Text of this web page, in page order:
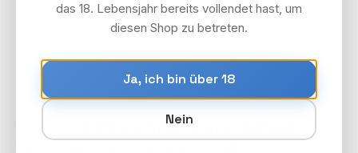
10x LOST MARY WAVI Lemon Mint
das 18. Lebensjahr bereits vollendet hast, um
diesen Shop zu betreten.
Ja, ich bin über 18
Nein